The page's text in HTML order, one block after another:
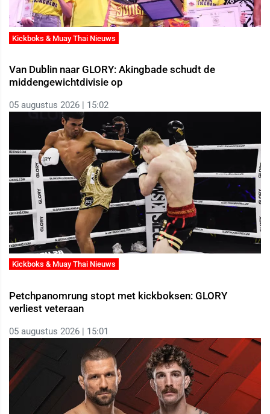
Kickboks & Muay Thai Nieuws
Van Dublin naar GLORY: Akingbade schudt de
middengewichtdivisie op
05 augustus 2026 | 15:02
Kickboks & Muay Thai Nieuws
Petchpanomrung stopt met kickboksen: GLORY
verliest veteraan
05 augustus 2026 | 15:01